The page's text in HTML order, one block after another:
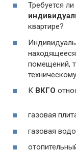
Требуется
квартире?
помещений,
К ВКГО
газовая
газовая